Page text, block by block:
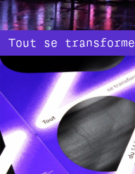
Tout se transforme